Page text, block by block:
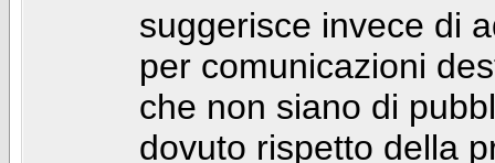
suggerisce invece di
per comunicazioni
che non siano di
dovuto rispetto della